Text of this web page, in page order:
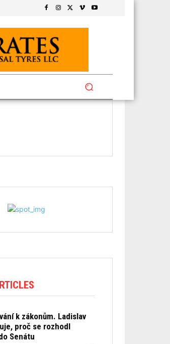
k zákonům. Ladislav
proč se rozhodl
Senátu